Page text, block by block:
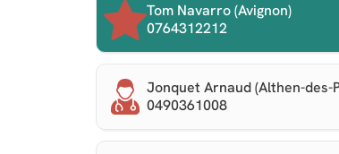
Tom Navarro (Avignon)
0764312212
Jonquet Arnaud (Althen-des-
0490361008